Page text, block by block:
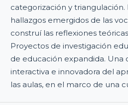
categorización y triangulación.
hallazgos emergidos de las
construí las reflexiones
Proyectos de investigación
de educación expandida. Una
interactiva e innovadora del
las aulas, en el marco de una